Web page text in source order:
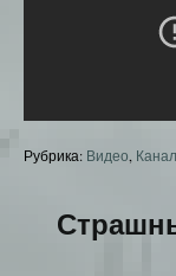
Рубрика: Видео